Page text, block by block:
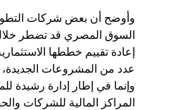
وأوضح أن بعض شركات
السوق المصري قد تضطر خلال
إعادة تقييم خططها
عدد من المشروعات الجديدة،
وإنما في إطار إدارة رشيدة
المراكز المالية للشركات